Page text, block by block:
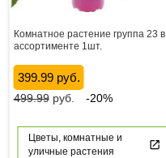
Комнатное растение группа 23 в
ассортименте 1шт.
399.99 руб.
499.99руб. -20%
Цветы, комнатные и
уличные растения